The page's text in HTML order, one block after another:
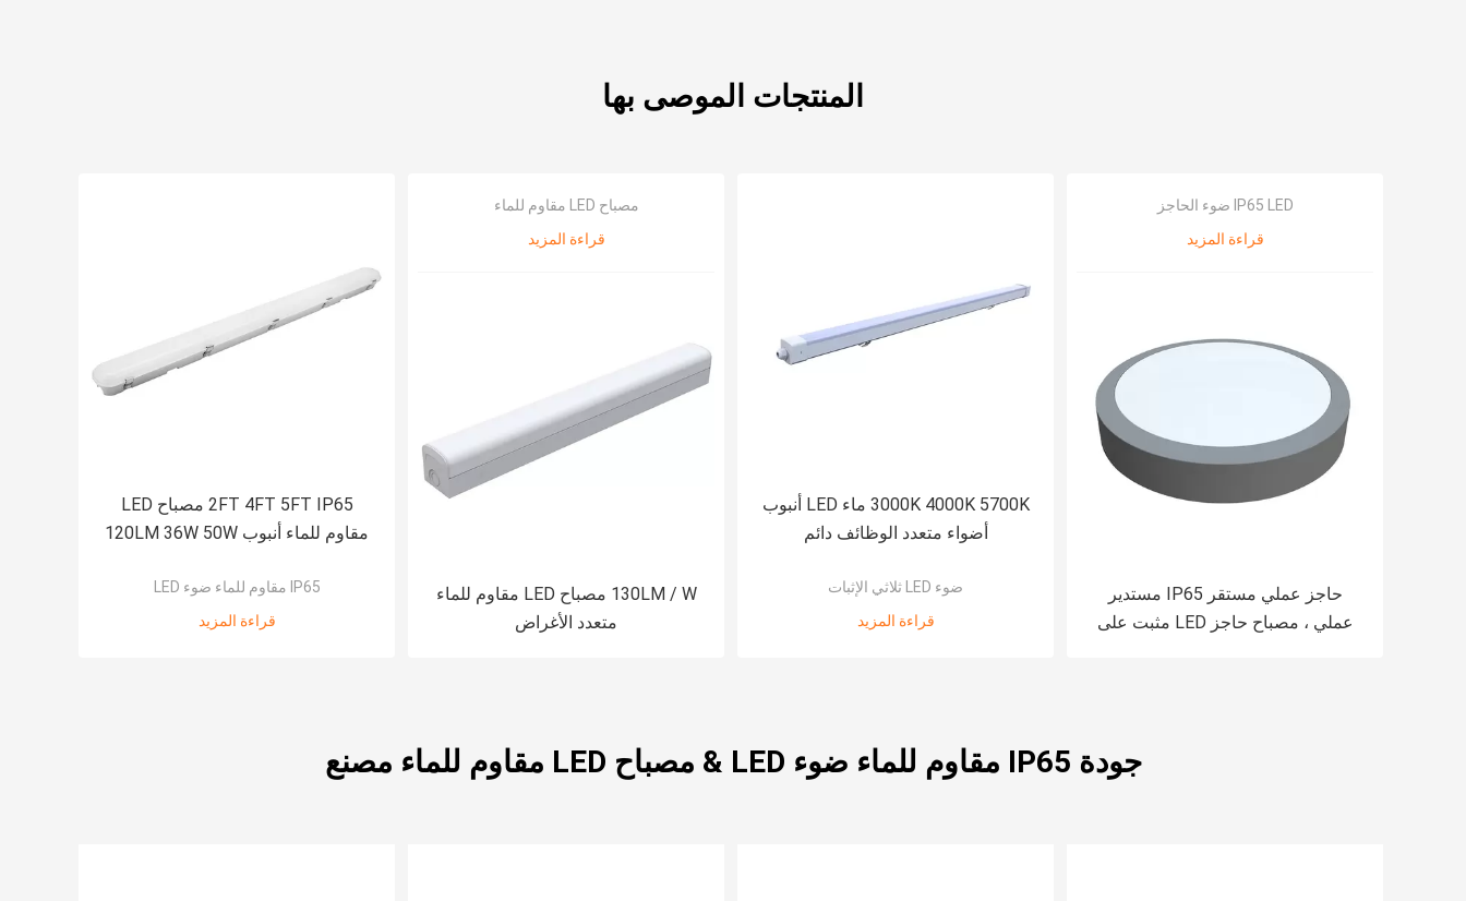
المنتجات الموصى بها
2FT 4FT 5FT IP65 مصباح LED
مقاوم للماء أنبوب 120LM 36W 50W
IP65 مقاوم للماء ضوء LED
قراءة المزيد
مصباح LED مقاوم للماء
قراءة المزيد
130LM / W مصباح LED مقاوم للماء
متعدد الأغراض
3000K 4000K 5700K ماء LED أنبوب
أضواء متعدد الوظائف دائم
ضوء LED ثلاثي الإثبات
قراءة المزيد
IP65 LED ضوء الحاجز
قراءة المزيد
حاجز عملي مستقر IP65 مستدير
عملي ، مصباح حاجز LED مثبت على
جودة IP65 مقاوم للماء ضوء LED & مصباح LED مقاوم للماء مصنع